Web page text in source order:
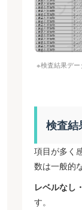
※検査結果デー
検査結
項目が多く
数は一般的
レベルなし
す。